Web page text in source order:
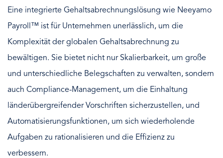
Eine integrierte Gehaltsabrechnungslösung wie Neeyamo
Payroll™ ist für Unternehmen unerlässlich, um die
Komplexität der globalen Gehaltsabrechnung zu
bewältigen. Sie bietet nicht nur Skalierbarkeit, um große
und unterschiedliche Belegschaften zu verwalten, sondern
auch Compliance-Management, um die Einhaltung
länderübergreifender Vorschriften sicherzustellen, und
Automatisierungsfunktionen, um sich wiederholende
Aufgaben zu rationalisieren und die Effizienz zu
verbessern.